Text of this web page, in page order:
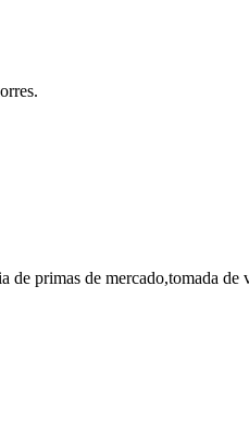
de primas de mercado,tomada